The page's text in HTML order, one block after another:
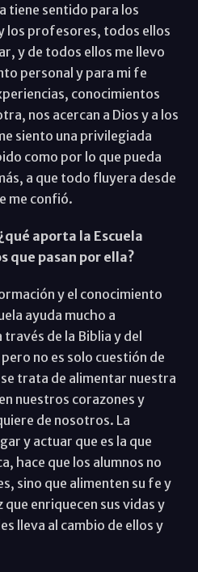
tiene sentido para los
los profesores, todos ellos
y de todos ellos me llevo
personal y para mi fe
conocimientos
nos acercan a Dios y a los
siento una privilegiada
como por lo que pueda
a que todo fluyera desde
me confió.
aporta la Escuela
que pasan por ella?
y el conocimiento
ayuda mucho a
través de la Biblia y del
no es solo cuestión de
trata de alimentar nuestra
nuestros corazones y
de nosotros. La
y actuar que es la que
hace que los alumnos no
sino que alimenten su fe y
enriquecen sus vidas y
lleva al cambio de ellos y